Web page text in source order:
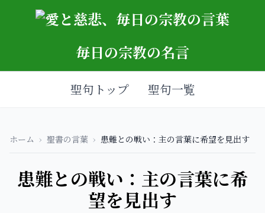
毎日の宗教の名言
聖句トップ 聖句一覧
ホーム › 聖書の言葉 › 患難との戦い：主の言葉に希望を見出す
患難との戦い：主の言葉に希
望を見出す